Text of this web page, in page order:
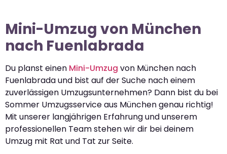
Mini-Umzug von München
nach Fuenlabrada
Du planst einen Mini-Umzug von München nach
Fuenlabrada und bist auf der Suche nach einem
zuverlässigen Umzugsunternehmen? Dann bist du bei
Sommer Umzugsservice aus München genau richtig!
Mit unserer langjährigen Erfahrung und unserem
professionellen Team stehen wir dir bei deinem
Umzug mit Rat und Tat zur Seite.